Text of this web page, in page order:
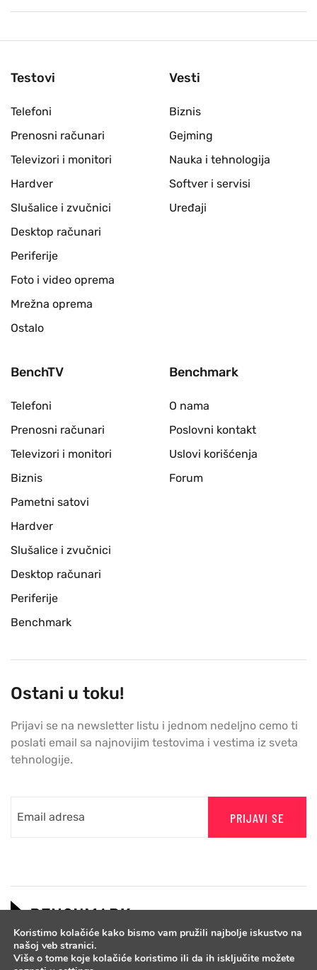
Testovi
Telefoni
Prenosni računari
Televizori i monitori
Hardver
Slušalice i zvučnici
Desktop računari
Periferije
Foto i video oprema
Mrežna oprema
Ostalo
Vesti
Biznis
Gejming
Nauka i tehnologija
Softver i servisi
Uređaji
BenchTV
Telefoni
Prenosni računari
Televizori i monitori
Biznis
Pametni satovi
Hardver
Slušalice i zvučnici
Desktop računari
Periferije
Benchmark
Benchmark
O nama
Poslovni kontakt
Uslovi korišćenja
Forum
Ostani u toku!
Prijavi se na newsletter listu i jednom nedeljno cemo ti
poslati email sa najnovijim testovima i vestima iz sveta
tehnologije.
PRIJAVI SE
Koristimo kolačiće kako bismo vam pružili najbolje iskustvo na
našoj veb stranici.
Više o tome koje kolačiće koristimo ili da ih isključite možete